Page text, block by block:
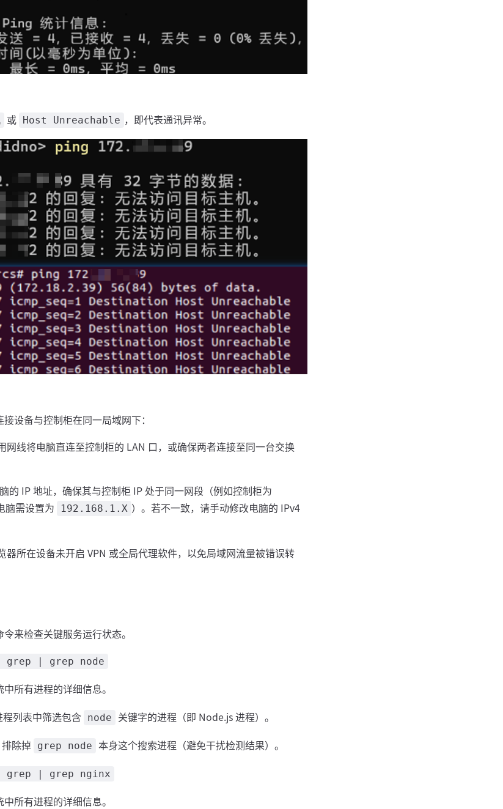
或 Host Unreachable ，即代表通讯异常。
设备与控制柜在同一局域网下：
网线将电脑直连至控制柜的 LAN 口，或确保两者连接至同一台交换
的 IP 地址，确保其与控制柜 IP 处于同一网段（例如控制柜为
脑需设置为 192.168.1.X ）。若不一致，请手动修改电脑的 IPv4
器所在设备未开启 VPN 或全局代理软件，以免局域网流量被错误转
来检查关键服务运行状态。
| grep node
中所有进程的详细信息。
程列表中筛选包含 node 关键字的进程（即 Node.js 进程）。
排除掉 grep node 本身这个搜索进程（避免干扰检测结果）。
grep | grep nginx
中所有进程的详细信息。